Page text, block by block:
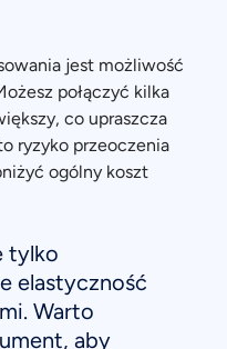
jest możliwość
połączyć kilka
co upraszcza
ryzyko przeoczenia
ogólny koszt
tylko
elastyczność
Warto
aby